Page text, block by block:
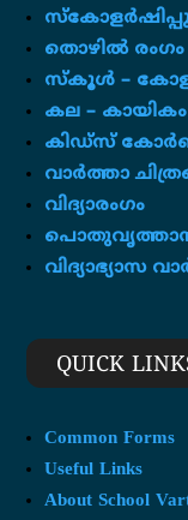
തൊഴിൽ രംഗം
സ്‌കൂൾ –
കല – കായികം
കിഡ്സ്
വാർത്താ
വിദ്യാരംഗം
വിദ്യാഭ്യാസ
QUICK
Common Forms
Useful Links
About School